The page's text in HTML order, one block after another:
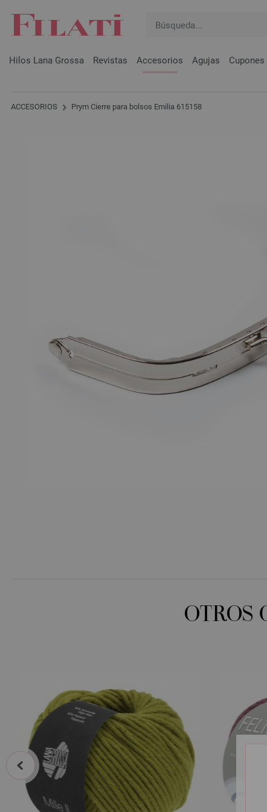
Hilos Lana Grossa Revistas Accesorios Agujas Cupones
ACCESORIOS Prym Cierre para bolsos Emilia 615158
OTROS
prev